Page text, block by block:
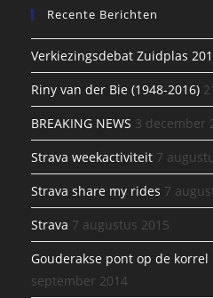
Recente Berichten
Verkiezingsdebat Zuidplas
Riny van der Bie (1948-2016)
BREAKING NEWS 3 december
Strava weekactiviteit 7
Strava share my rides 7
Strava 7 augustus 2015
Gouderakse pont op de
september 2014